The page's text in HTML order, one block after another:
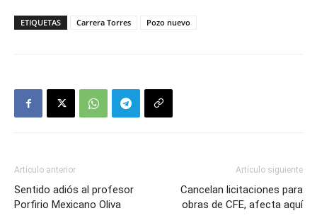
ETIQUETAS Carrera Torres Pozo nuevo
Artículo anterior
Sentido adiós al profesor
Porfirio Mexicano Oliva
Artículo siguiente
Cancelan licitaciones para
obras de CFE, afecta aquí